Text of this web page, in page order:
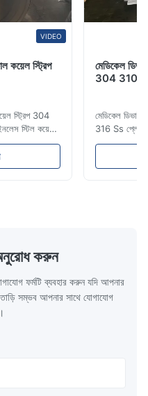
VIDEO
কয়েল স্ট্রিপ
স্ট্রিপ 304
স্টিল কয়েল
321 ASTM
স্টিল
(3.0-300মিমি),
মেডিকেল
304 310
মেডিকেল
316 Ss প্লেট
স্টেইনলেস
স্টিলের একটি
করুন
ফর্মটি ব্যবহার করুন যদি আপনার
সম্ভব আপনার সাথে যোগাযোগ